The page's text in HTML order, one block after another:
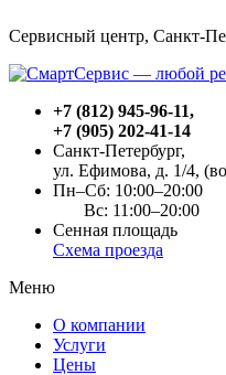
Сервисный центр, Cанкт-
+7 (812) 945-96-11,
+7 (905) 202-41-14
Санкт-Петербург,
ул. Ефимова, д. 1/4,
Пн–Сб: 10:00–20:00
Вс: 11:00–20:00
Сенная площадь
Схема проезда
Меню
О компании
Услуги
Цены